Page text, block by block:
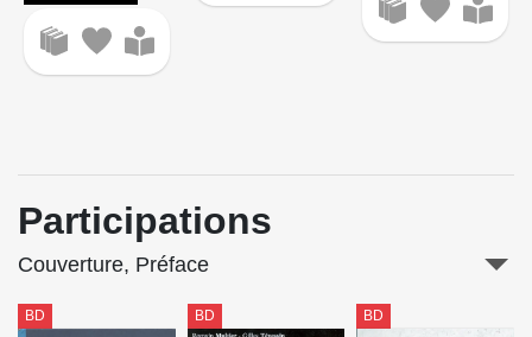
Participations
Couverture, Préface
BD BD BD